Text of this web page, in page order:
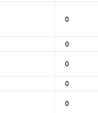
0
0
0
0
0